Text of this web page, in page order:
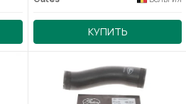
КУПИТЬ